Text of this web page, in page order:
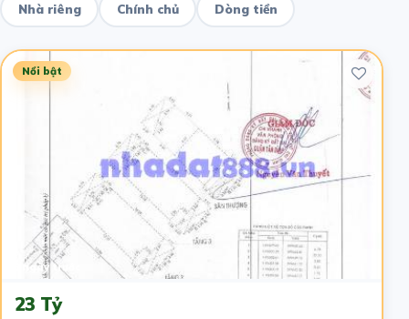
Nhà riêng Chính chủ Dòng tiền
Nổi bật
6 ngày trước
23 Tỷ